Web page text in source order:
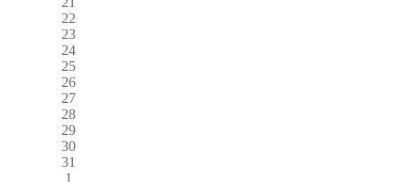
22
23
24
25
26
27
28
29
30
31
1